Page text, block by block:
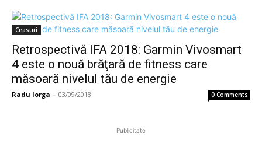
Ceasuri
Retrospectivă IFA 2018: Garmin Vivosmart
4 este o nouă brăţară de fitness care
măsoară nivelul tău de energie
Radu Iorga - 03/09/2018 0 Comments
Publicitate